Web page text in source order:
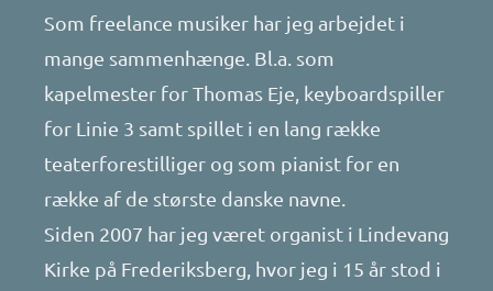
Som freelance musiker har jeg arbejdet i
mange sammenhænge. Bl.a. som
kapelmester for Thomas Eje, keyboardspiller
for Linie 3 samt spillet i en lang række
teaterforestilliger og som pianist for en
række af de største danske navne.
Siden 2007 har jeg været organist i Lindevang
Kirke på Frederiksberg, hvor jeg i 15 år stod i